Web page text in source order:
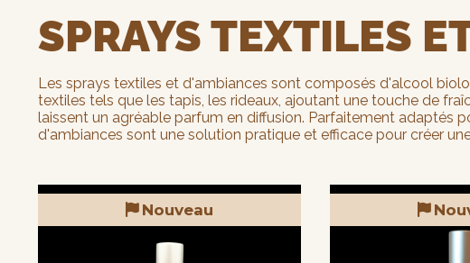
SPRAYS TEXTILES
Les sprays textiles et d'ambiances sont composés d'alcool
textiles tels que les tapis, les rideaux, ajoutant une touche de
laissent un agréable parfum en diffusion. Parfaitement adaptés
d'ambiances sont une solution pratique et efficace pour créer
Nouveau